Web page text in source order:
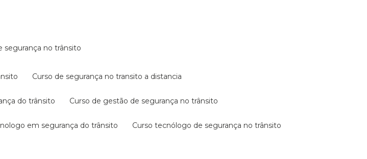
segurança no trânsito
curso de segurança no transito a distancia
do trânsito curso de gestão de segurança no trânsito
em segurança do trânsito curso tecnólogo de segurança no trânsito